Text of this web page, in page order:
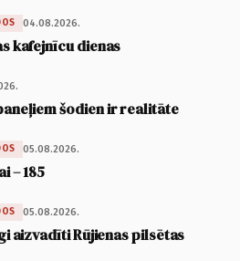
04.08.2026.
kafejnīcu dienas
šodien ir realitāte
05.08.2026.
– 185
05.08.2026.
aizvadīti Rūjienas pilsētas